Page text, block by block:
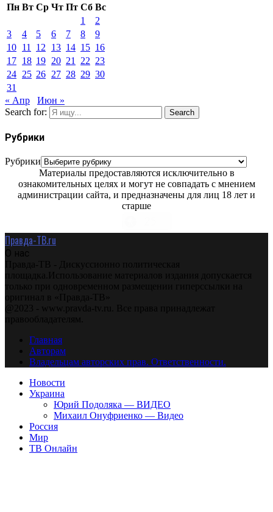
Пн Вт Ср Чт Пт Сб Вс
1
2
3
4 5 6 7 8
9
10 11 12 13 14 15 16
17 18 19 20 21 22 23
24 25 26 27 28 29 30
31
« Апр
Июн »
Search for:
Search
Рубрики
Рубрики
Материалы предоставляются исключительно в
ознакомительных целях и могут не совпадать с мнением
администрации сайта, и предназначены для лиц 18 лет и
старше
Правда-ТВ.ru
О нас
Правда-ТВ - Дискуссионно политическая
площадка.Использование материалов издания допускается
только при одновременном размещении гиперссылки на
оригинал в «Правда-ТВ»
@2023 - www.pravda-tv.ru. Все права принадлежат
правообладателям.
Главная
Авторам
Владельцам авторских прав. Ответственности.
Новости
Украина
Юрий Подоляка — ВИДЕО
Михаил Онуфриенко — Видео
Россия
Мир
ТВ Онлайн